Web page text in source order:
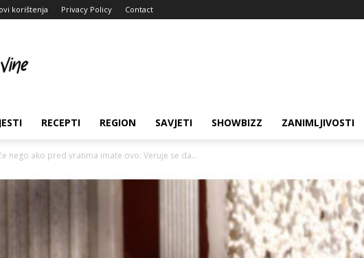
korištenja Privacy Policy Contact
RECEPTI REGION SAVJETI SHOWBIZZ ZANIMLJIVOSTI
nego ako pred vratima imate ovo: Veruje se da...